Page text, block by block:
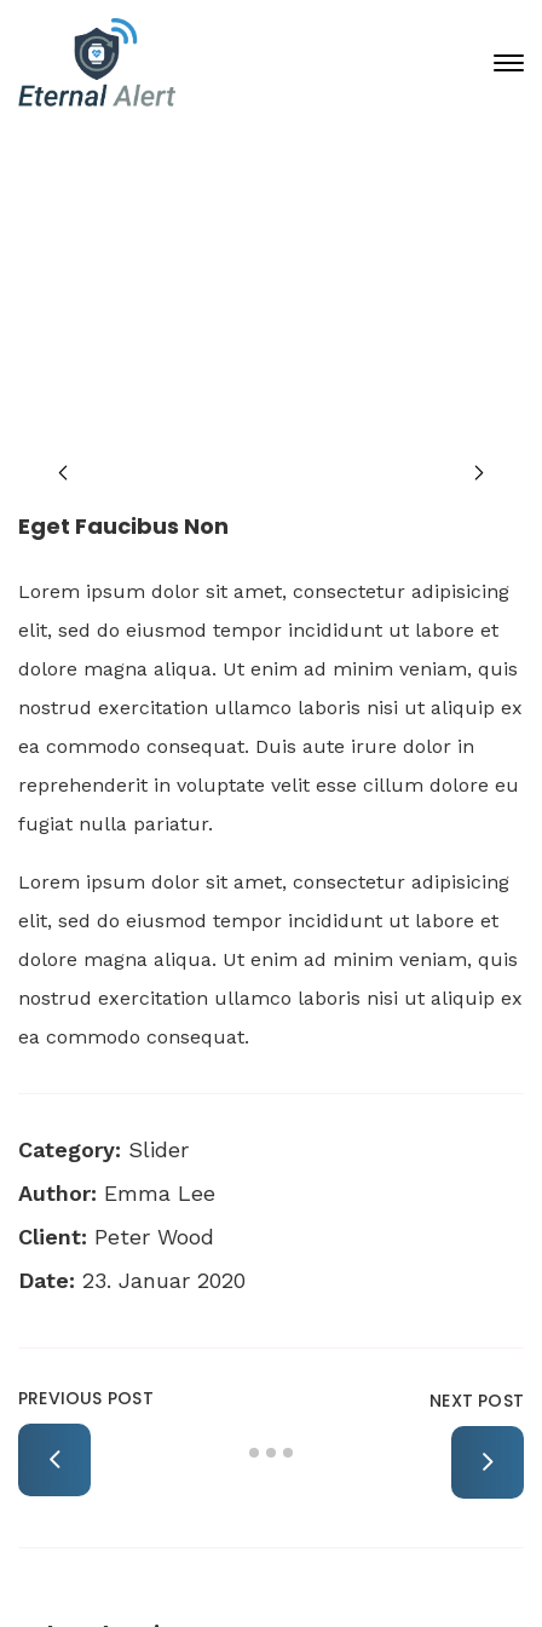
Eget Faucibus Non
Lorem ipsum dolor sit amet, consectetur adipisicing
elit, sed do eiusmod tempor incididunt ut labore et
dolore magna aliqua. Ut enim ad minim veniam, quis
nostrud exercitation ullamco laboris nisi ut aliquip ex
ea commodo consequat. Duis aute irure dolor in
reprehenderit in voluptate velit esse cillum dolore eu
fugiat nulla pariatur.
Lorem ipsum dolor sit amet, consectetur adipisicing
elit, sed do eiusmod tempor incididunt ut labore et
dolore magna aliqua. Ut enim ad minim veniam, quis
nostrud exercitation ullamco laboris nisi ut aliquip ex
ea commodo consequat.
Category: Slider
Author: Emma Lee
Client: Peter Wood
Date: 23. Januar 2020
PREVIOUS POST NEXT POST